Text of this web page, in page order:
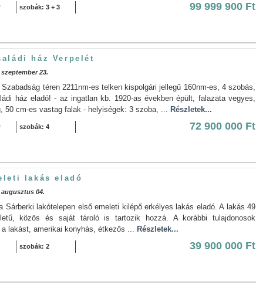
szobák: 3 + 3 99 999 900 Ft
ház Verpelét
23.
Szabadság téren 2211nm-es telken kispolgári jellegű 160nm-es, 4 szobás,
ház eladó! - az ingatlan kb. 1920-as években épült, falazata vegyes,
50 cm-es vastag falak - helyiségek: 3 szoba, ... Részletek...
szobák: 4 72 900 000 Ft
lakás eladó
04.
Sárberki lakótelepen első emeleti kilépő erkélyes lakás eladó. A lakás 49
közös és saját tároló is tartozik hozzá. A korábbi tulajdonosok
lakást, amerikai konyhás, étkezős ... Részletek...
szobák: 2 39 900 000 Ft